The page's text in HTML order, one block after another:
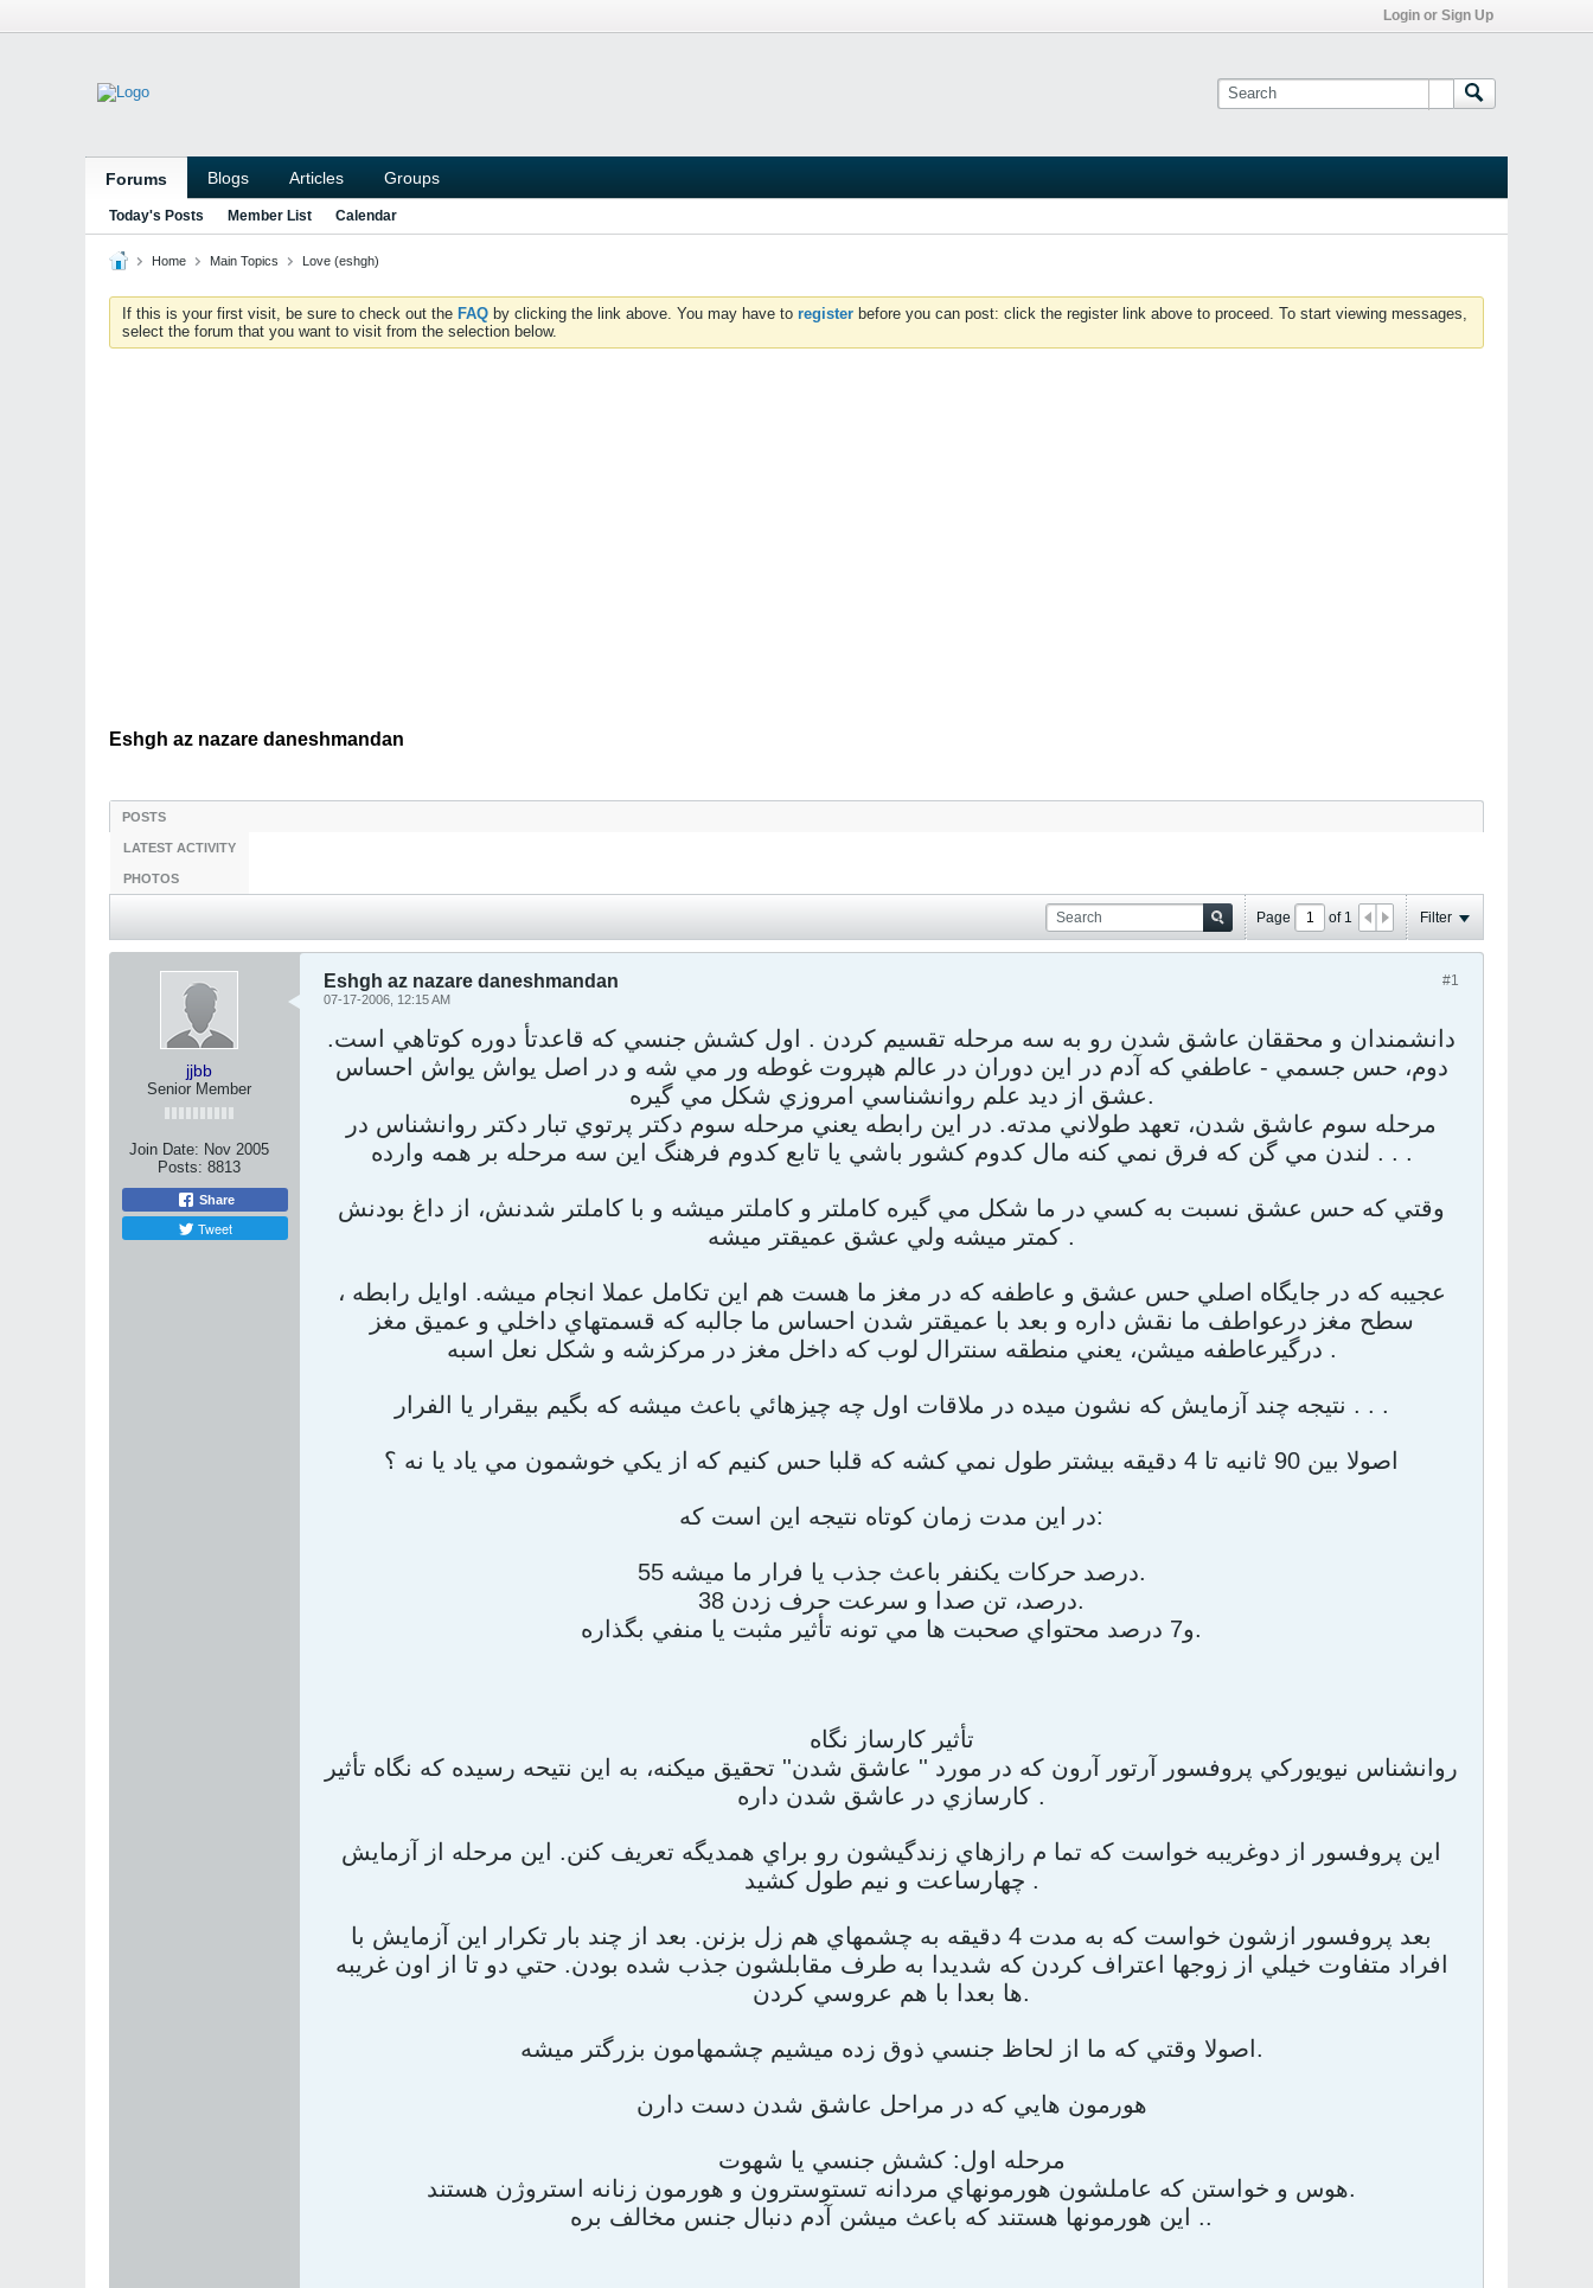
Login or Sign Up
Forums Blogs Articles Groups
Today's Posts Member List Calendar
Home Main Topics Love (eshgh)
If this is your first visit, be sure to check out the FAQ by clicking the link above. You may have to register before you can post: click the register link above to proceed. To start viewing messages,
select the forum that you want to visit from the selection below.
Eshgh az nazare daneshmandan
POSTS
LATEST ACTIVITY
PHOTOS
Page of 1 Filter
jjbb
Senior Member
Join Date: Nov 2005
Posts: 8813
Share
Tweet
#1
Eshgh az nazare daneshmandan
07-17-2006, 12:15 AM
دانشمندان و محققان عاشق شدن رو به سه مرحله تقسيم کردن . اول کشش جنسي که قاعدتأ دوره کوتاهي است.
دوم، حس جسمي - عاطفي که آدم در اين دوران در عالم هپروت غوطه ور مي شه و در اصل يواش يواش احساس
عشق از ديد علم روانشناسي امروزي شکل مي گيره.
مرحله سوم عاشق شدن، تعهد طولاني مدته. در اين رابطه يعني مرحله سوم دکتر پرتوي تبار دکتر روانشناس در
لندن مي گن که فرق نمي کنه مال کدوم کشور باشي يا تابع کدوم فرهنگ اين سه مرحله بر همه وارده . . .
وقتي که حس عشق نسبت به کسي در ما شکل مي گيره کاملتر و کاملتر ميشه و با کاملتر شدنش، از داغ بودنش
کمتر ميشه ولي عشق عميقتر ميشه .
عجيبه که در جايگاه اصلي حس عشق و عاطفه که در مغز ما هست هم اين تکامل عملا انجام ميشه. اوايل رابطه ،
سطح مغز درعواطف ما نقش داره و بعد با عميقتر شدن احساس ما جالبه که قسمتهاي داخلي و عميق مغز
درگيرعاطفه ميشن، يعني منطقه سنترال لوب که داخل مغز در مرکزشه و شکل نعل اسبه .
نتيجه چند آزمايش که نشون ميده در ملاقات اول چه چيزهائي باعث ميشه که بگيم بيقرار يا الفرار . . .
اصولا بين 90 ثانيه تا 4 دقيقه بيشتر طول نمي کشه که قلبا حس کنيم که از يکي خوشمون مي ياد يا نه ؟
در اين مدت زمان کوتاه نتيجه اين است که:
55 درصد حرکات يکنفر باعث جذب يا فرار ما ميشه.
38 درصد، تن صدا و سرعت حرف زدن.
و7 درصد محتواي صحبت ها مي تونه تأثير مثبت يا منفي بگذاره.
تأثير کارساز نگاه
روانشناس نيويورکي پروفسور آرتور آرون که در مورد '' عاشق شدن'' تحقيق ميکنه، به اين نتيحه رسيده که نگاه تأثير
کارسازي در عاشق شدن داره .
اين پروفسور از دوغريبه خواست که تما م رازهاي زندگيشون رو براي همديگه تعريف کنن. اين مرحله از آزمايش
چهارساعت و نيم طول کشيد .
بعد پروفسور ازشون خواست که به مدت 4 دقيقه به چشمهاي هم زل بزنن. بعد از چند بار تکرار اين آزمايش با
افراد متفاوت خيلي از زوجها اعتراف کردن که شديدا به طرف مقابلشون جذب شده بودن. حتي دو تا از اون غريبه
ها بعدا با هم عروسي کردن.
اصولا وقتي که ما از لحاظ جنسي ذوق زده ميشيم چشمهامون بزرگتر ميشه.
هورمون هايي که در مراحل عاشق شدن دست دارن
مرحله اول: کشش جنسي يا شهوت
هوس و خواستن که عاملشون هورمونهاي مردانه تستوسترون و هورمون زنانه استروژن هستند.
اين هورمونها هستند که باعث ميشن آدم دنبال جنس مخالف بره ..